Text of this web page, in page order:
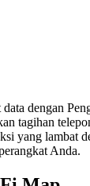
dengan
tagihan
yang lambat
Anda.